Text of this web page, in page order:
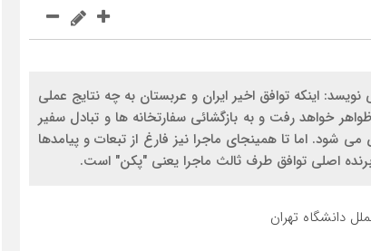
اینکه توافق اخیر ایران و عربستان به چه نتایج عملی
خواهد رفت و به بازگشائی سفارتخانه ها و تبادل سفیر
اما تا همینجای ماجرا نیز فارغ از تبعات و پیامدها
اصلی توافق طرف ثالث ماجرا یعنی "پکن" است.
دانشگاه تهران